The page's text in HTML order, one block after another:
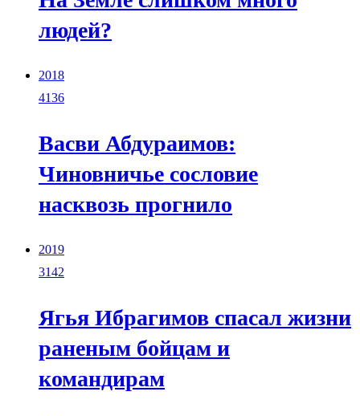
людей?
2018
4136
Васви Абдураимов:
Чиновничье сословие
насквозь прогнило
2019
3142
Ягья Ибрагимов спасал жизни
раненым бойцам и
командирам